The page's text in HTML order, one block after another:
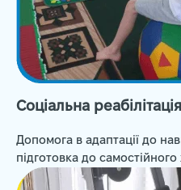
Соціальна реабілітація
Допомога в адаптації до
підготовка до самостійного